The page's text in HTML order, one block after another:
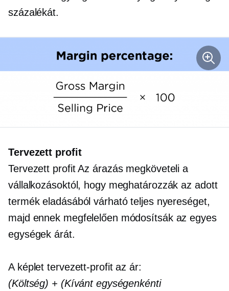
százalékát.
Tervezett profit
Tervezett profitAz árazás megköveteli a
vállalkozásoktól, hogy meghatározzák az adott
termék eladásából várható teljes nyereséget,
majd ennek megfelelően módosítsák az egyes
egységek árát.
A képlettervezett-profitaz ár:
(Költség) + (Kívánt egységenkénti